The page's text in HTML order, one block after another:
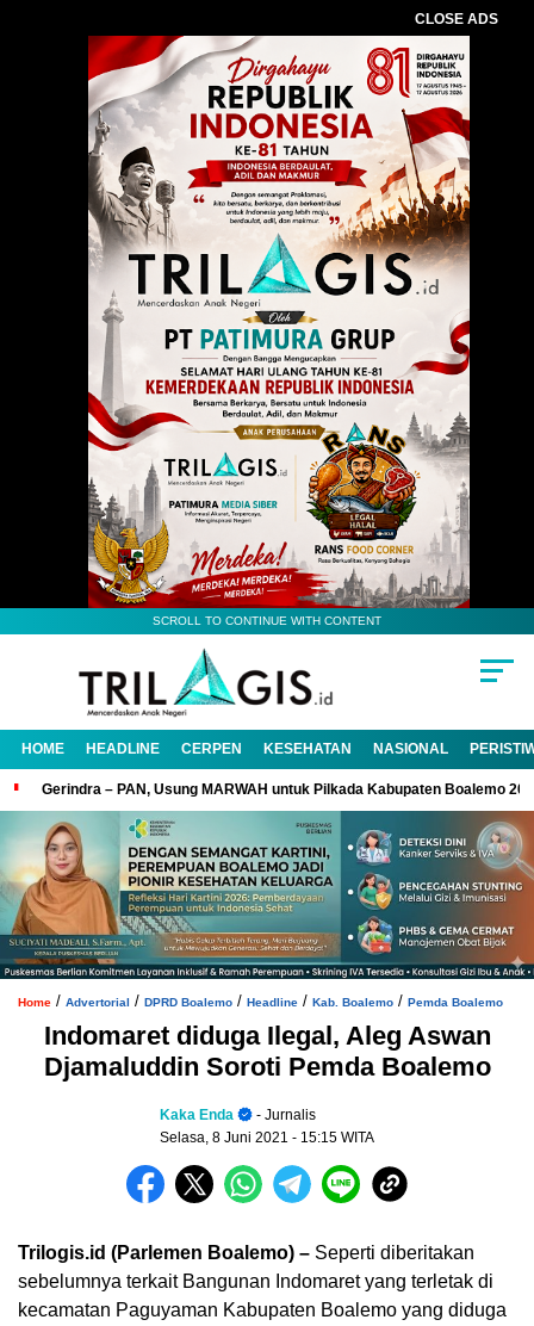
CLOSE ADS
SCROLL TO CONTINUE WITH CONTENT
HOME HEADLINE CERPEN KESEHATAN NASIONAL
Gerindra – PAN, Usung MARWAH untuk Pilkada Kabupaten Boalemo
Home / Advertorial / DPRD Boalemo / Headline / Kab. Boalemo / Pemda Boalemo
Indomaret diduga Ilegal, Aleg Aswan
Djamaluddin Soroti Pemda Boalemo
Kaka Enda
- Jurnalis
Selasa, 8 Juni 2021 - 15:15 WITA
Trilogis.id (Parlemen Boalemo) – Seperti diberitakan
sebelumnya terkait Bangunan Indomaret yang terletak di
kecamatan Paguyaman Kabupaten Boalemo yang diduga